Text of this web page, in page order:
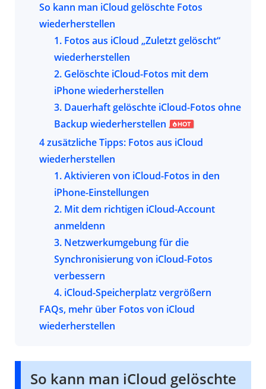
So kann man iCloud gelöschte Fotos
wiederherstellen
1. Fotos aus iCloud „Zuletzt gelöscht“
wiederherstellen
2. Gelöschte iCloud-Fotos mit dem
iPhone wiederherstellen
3. Dauerhaft gelöschte iCloud-Fotos ohne
Backupwiederherstellen
4 zusätzliche Tipps: Fotos aus iCloud
wiederherstellen
1. Aktivieren von iCloud-Fotos in den
iPhone-Einstellungen
2. Mit dem richtigen iCloud-Account
anmeldenn
3. Netzwerkumgebung für die
Synchronisierung von iCloud-Fotos
verbessern
4. iCloud-Speicherplatz vergrößern
FAQs, mehr über Fotos von iCloud
wiederherstellen
So kann man iCloud gelöschte